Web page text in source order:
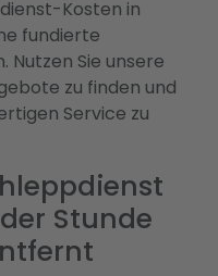
Kosten in
fundierte
Nutzen Sie unsere
zu finden und
Service zu
Stunde